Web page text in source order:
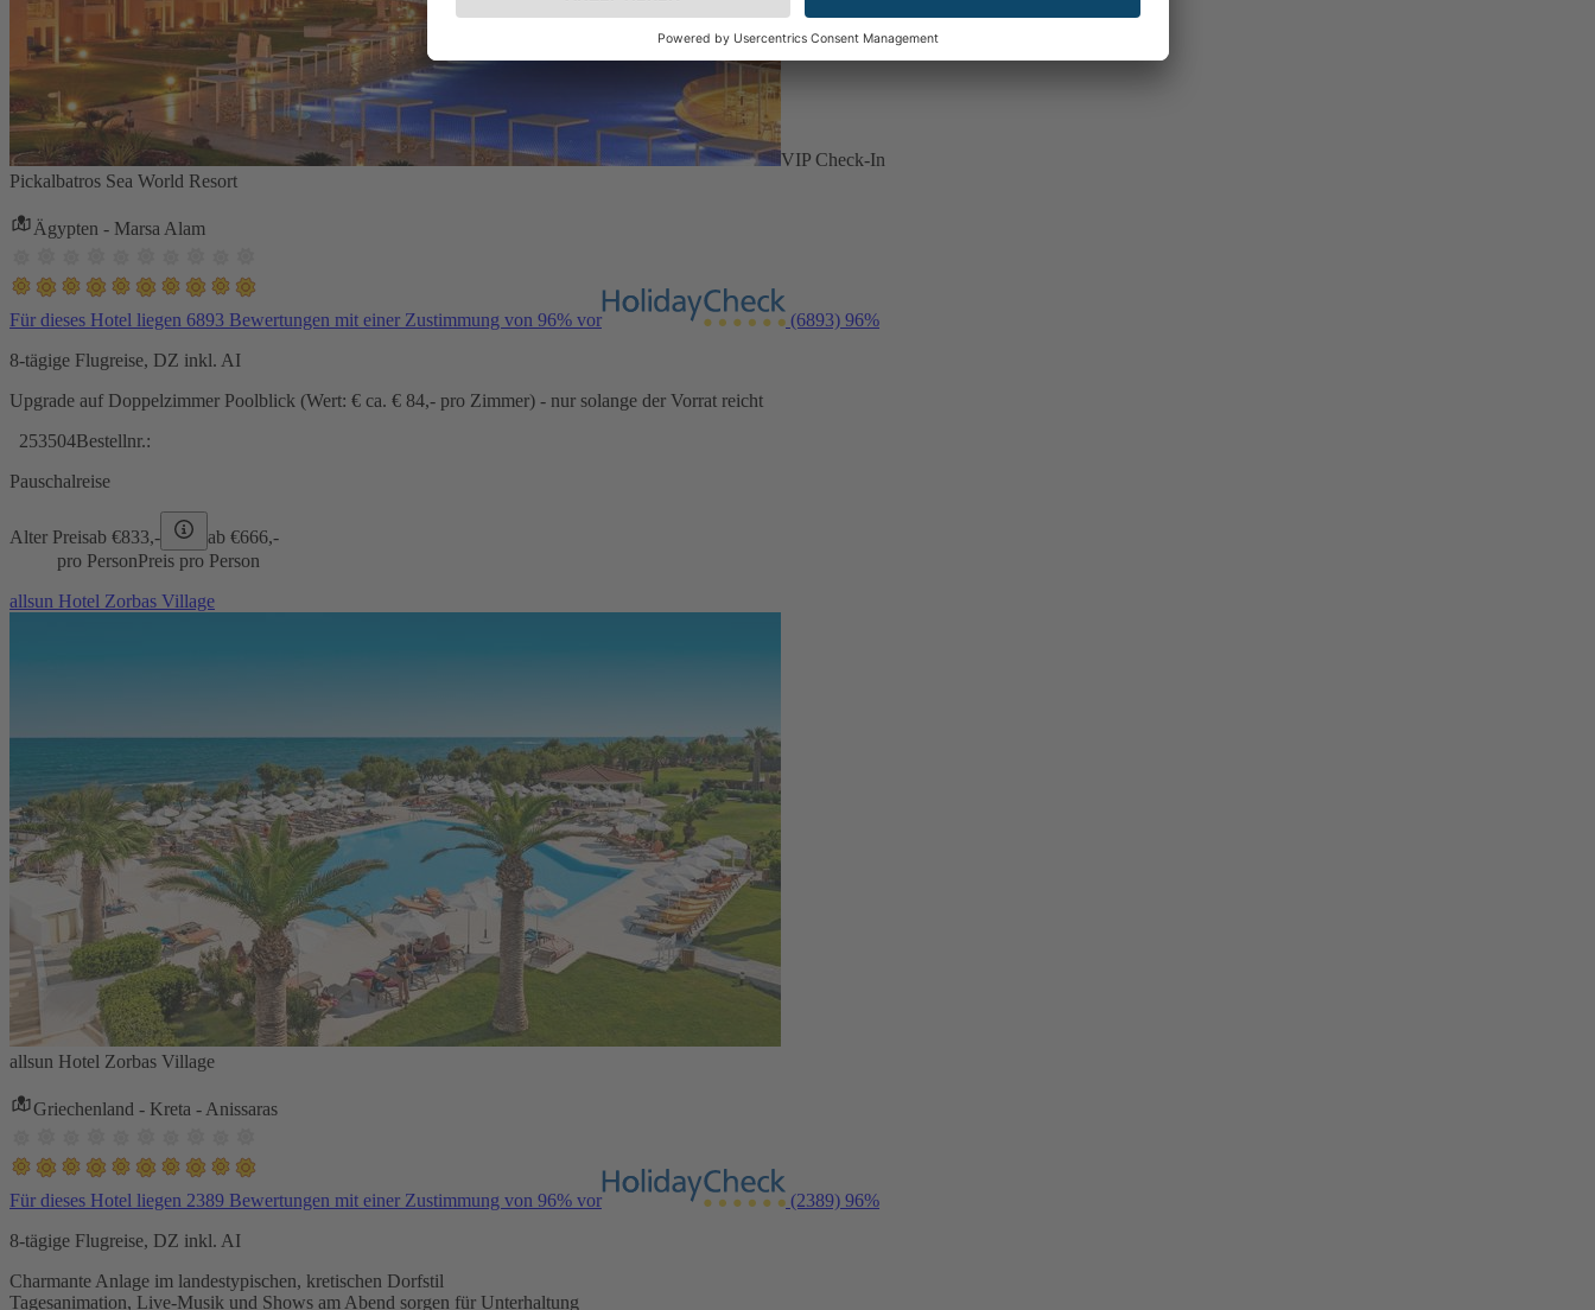
VIP Check-In
Pickalbatros Sea World Resort
Ägypten - Marsa Alam
Für dieses Hotel liegen 6893 Bewertungen mit einer Zustimmung von 96% vor (6893) 96%
8-tägige Flugreise, DZ inkl. AI
Upgrade auf Doppelzimmer Poolblick (Wert: € ca. € 84,- pro Zimmer) - nur solange der Vorrat reicht
253504Bestellnr.:
Pauschalreise
Alter Preisab €833,- ab €666,-
pro PersonPreis pro Person
allsun Hotel Zorbas Village
allsun Hotel Zorbas Village
Griechenland - Kreta - Anissaras
Für dieses Hotel liegen 2389 Bewertungen mit einer Zustimmung von 96% vor (2389) 96%
8-tägige Flugreise, DZ inkl. AI
Charmante Anlage im landestypischen, kretischen Dorfstil
Tagesanimation, Live-Musik und Shows am Abend sorgen für Unterhaltung